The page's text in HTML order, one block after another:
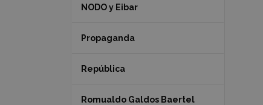
NODO y Eibar
Propaganda
República
Romualdo Galdos Baertel